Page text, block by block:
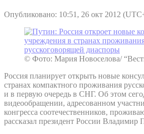
Опубликовано: 10:51, 26 окт 2012
© Фото: Мария Новоселова/
Россия планирует открыть новые
странах компактного проживания
и в первую очередь в СНГ. Об этом
видеообращении, адресованном
конгресса соотечественников,
рассказал президент России Владимир